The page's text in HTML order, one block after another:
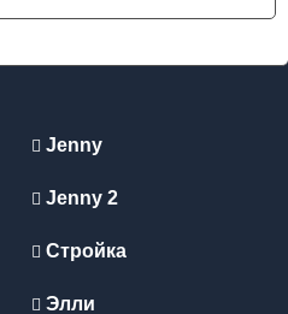
Jenny
Jenny 2
Стройка
Элли